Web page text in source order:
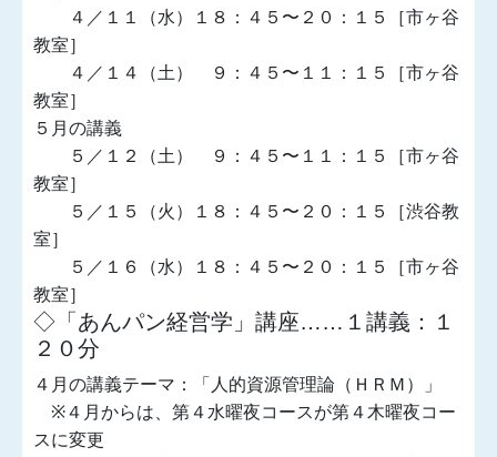
４／１１（水）１８：４５〜２０：１５［市ヶ谷
教室］
４／１４（土） ９：４５〜１１：１５［市ヶ谷
教室］
５月の講義
５／１２（土） ９：４５〜１１：１５［市ヶ谷
教室］
５／１５（火）１８：４５〜２０：１５［渋谷教
室］
５／１６（水）１８：４５〜２０：１５［市ヶ谷
教室］
◇「あんパン経営学」講座……１講義：１
２０分
４月の講義テーマ：「人的資源管理論（ＨＲＭ）」
※４月からは、第４水曜夜コースが第４木曜夜コー
スに変更